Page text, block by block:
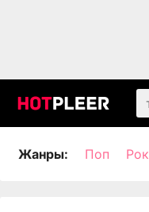
Жанры: Поп Рок